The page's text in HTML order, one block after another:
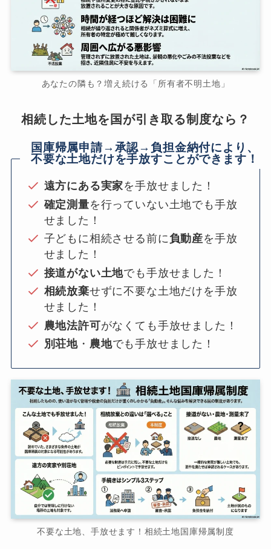
あなたの隣も？増え続ける「所有者不明土地」
相続した土地を国が引き取る制度なら？
国庫帰属申請→承認→負担金納付により、
不要な土地だけを手放すことができます！
遠方にある実家を手放せました！
確定測量を行っていない土地でも手放
せました！
子どもに相続させる前に負動産を手放
せました！
接道がない土地でも手放せました！
相続放棄せずに不要な土地だけを手放
せました！
農地法許可がなくても手放せました！
別荘地 ・ 農地でも手放せました！
不要な土地、手放せます！相続土地国庫帰属制度